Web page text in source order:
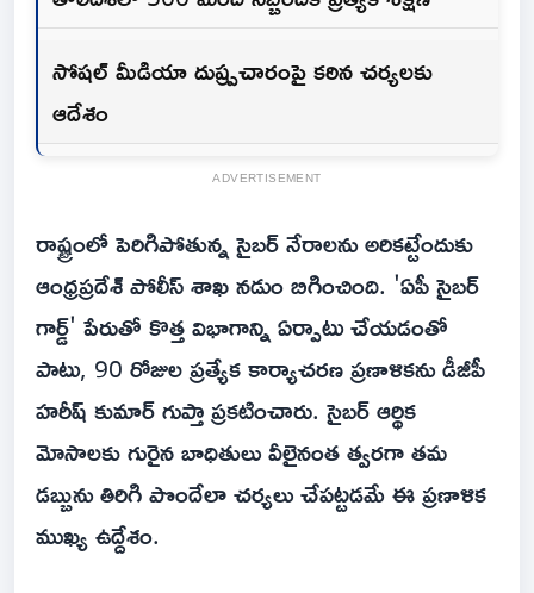
సోషల్ మీడియా దుష్ప్రచారంపై కఠిన చర్యలకు
ఆదేశం
ADVERTISEMENT
రాష్ట్రంలో పెరిగిపోతున్న సైబర్ నేరాలను అరికట్టేందుకు
ఆంధ్రప్రదేశ్ పోలీస్ శాఖ నడుం బిగించింది. 'ఏపీ సైబర్
గార్డ్' పేరుతో కొత్త విభాగాన్ని ఏర్పాటు చేయడంతో
పాటు, 90 రోజుల ప్రత్యేక కార్యాచరణ ప్రణాళికను డీజీపీ
హరీష్ కుమార్ గుప్తా ప్రకటించారు. సైబర్ ఆర్థిక
మోసాలకు గురైన బాధితులు వీలైనంత త్వరగా తమ
డబ్బును తిరిగి పొందేలా చర్యలు చేపట్టడమే ఈ ప్రణాళిక
ముఖ్య ఉద్దేశం.